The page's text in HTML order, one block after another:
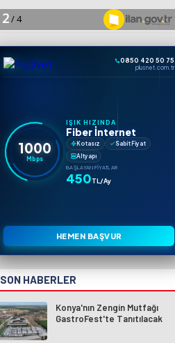
0850 420 50 75
plusnet.com.tr
1000
Mbps
IŞIK HIZINDA
Fiber İnternet
Kotasız
Sabit Fiyat
Altyapı
BAŞLAYAN FIYATLAR
450TL/Ay
HEMEN BAŞVUR
SON HABERLER
Konya'nın Zengin Mutfağı
GastroFest'te Tanıtılacak